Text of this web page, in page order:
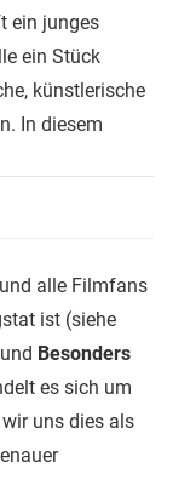
ein junges
ein Stück
künstlerische
In diesem
alle Filmfans
ist (siehe
und Besonders
es sich um
uns dies als